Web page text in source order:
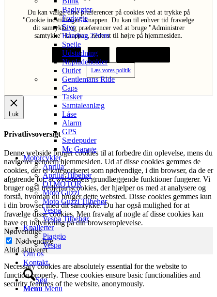
Baglygter
Forlygte
Styr
Håndtag 22mm
Spejle
Udstødning
Nr.pladeholder
Outlet
Gentlemans Ride
Caps
Tasker
Samtaleanlæg
Låse
Alarm
GPS
Sædepuder
Mc Garage
Motorcykler
Aprilia
Aprilia Tilbehør
QJ MOTOR
Moto Guzzi
Moto Guzzi Tilbehør
Vespa
Vespa Tilbehør
Knallerter
Piaggio
Vespa
Om os
Kontakt.
Søg
Menu Menu
Du kan vælge dine præferencer på cookies ved at trykke på
"Cookie indstillinger" knappen. Du kan til enhver tid fravælge
dit samtykke og præferencer ved at bruge "Administrer
samtykke" knappen, nederst til højre på hjemmesiden.
Acceptér Afvis
Læs vores politik
Luk
Privatlivsoversigt
Denne webside bruger cookies til at forbedre din oplevelse, mens du
navigerer gennem hjemmesiden. Ud af disse cookies gemmes de
cookies, der er kategoriseret som nødvendige, i din browser, da de er
afgørende for, at webstedets grundlæggende funktioner fungerer. Vi
bruger også tredjepartscookies, der hjælper os med at analysere og
forstå, hvordan du bruger dette websted. Disse cookies gemmes kun
i din browser med dit samtykke. Du har også mulighed for at
fravælge disse cookies. Men fravalg af nogle af disse cookies kan
have en indvirkning på din browseroplevelse.
Nødvendige
Nødvendige
Altid aktiveret
Necessary cookies are absolutely essential for the website to
function properly. These cookies ensure basic functionalities and
security features of the website, anonymously.